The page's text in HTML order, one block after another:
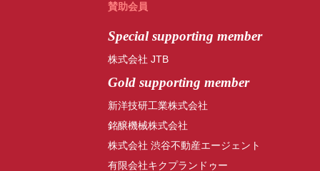
賛助会員
Specialsupporting member
株式会社 JTB
Gold supporting member
新洋技研工業株式会社
銘醸機械株式会社
株式会社 渋谷不動産エージェント
有限会社キクプランドゥー